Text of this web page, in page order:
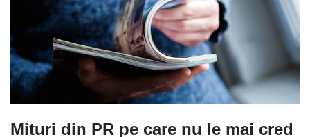
Mituri din PR pe care nu le mai cred